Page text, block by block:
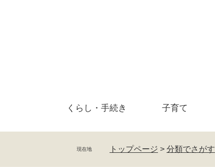
くらし・ 手続き 子育て
現在地 トップページ > 分類でさがす